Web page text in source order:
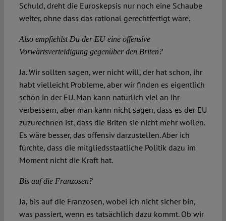
Schuld, dreht die Euroskepsis nur noch eine Schaube
weiter, ohne dass das rational gerechtfertigt wäre.
Also empfiehlst Du der EU eine offensive
Vorwärtsverteidigung gegenüber den Briten?
Ja. Wir sollten sagen, wer nicht will, der hat schon, ihr
habt vielleicht Probleme, aber wir finden es eigentlich
schön in der EU. Man kann natürlich viel an ihr
verbessern, aber man kann nicht sagen, dass es der EU
zuzurechnen ist, dass die Briten sie nicht mehr wollen.
Es wäre besser, das offensiv darzustellen. Aber ich
fürchte, dass die mitgliedsstaatliche Politik dazu im
Moment nicht die Kraft hat.
Bis auf die Franzosen?
Ja, bis auf die Franzosen, wobei ich nicht sicher bin,
was passiert, wenn es tatsächlich dazu kommt. Ob wir